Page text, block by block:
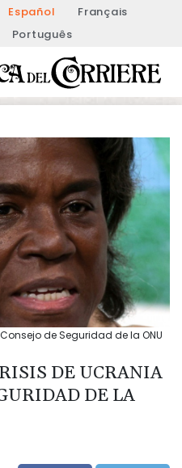
Español
Français
Português
de Seguridad de la ONU
DE UCRANIA
DE LA